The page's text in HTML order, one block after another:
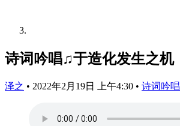
诗词吟唱♫于造化发生之机
泽之 • 2022年2月19日 上午4:30 • 诗词吟唱